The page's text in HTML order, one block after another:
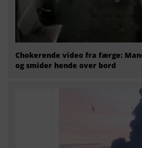
Chokerende video fra færge:
og smider hende over bord